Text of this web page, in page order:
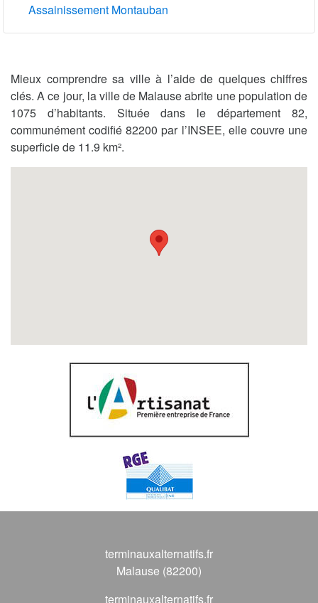
Assainissement Montauban
Mieux comprendre sa ville à l’aide de quelques chiffres
clés. A ce jour, la ville de Malause abrite une population de
1075 d’habitants. Située dans le département 82,
communément codifié 82200 par l’INSEE, elle couvre une
superficie de 11.9 km².
terminauxalternatifs.fr
Malause (82200)
terminauxalternatifs.fr